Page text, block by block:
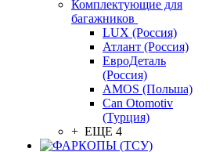
Комплектующие для
багажников
LUX (Россия)
Атлант (Россия)
ЕвроДеталь
(Россия)
AMOS (Польша)
Can Otomotiv
(Турция)
+ ЕЩЕ 4